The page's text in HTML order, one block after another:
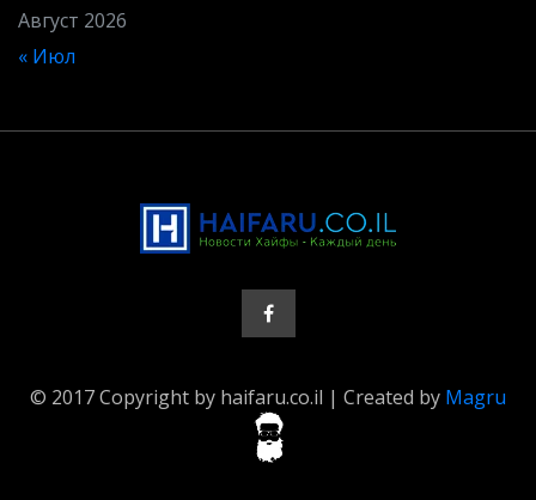
Август 2026
« Июл
© 2017 Copyright by haifaru.co.il | Created by Magru